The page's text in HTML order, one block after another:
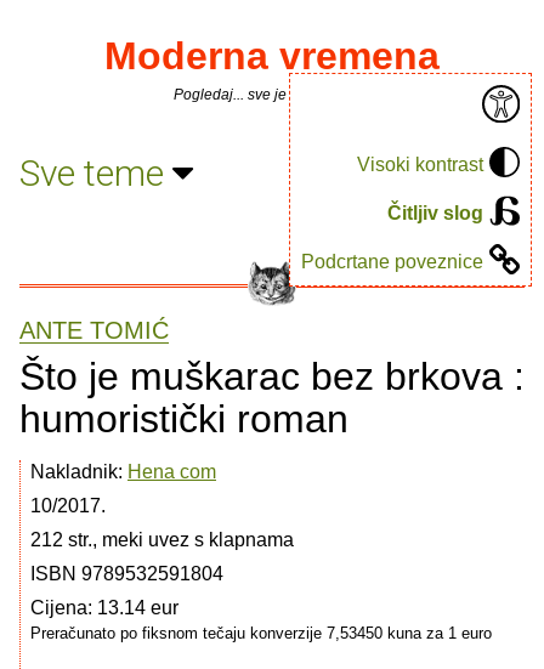
Visoki kontrast
Čitljiv slog
Podcrtane poveznice
Moderna vremena
Pogledaj... sve je puno knjiga.
Sve teme
ANTE TOMIĆ
Što je muškarac bez brkova :
humoristički roman
Nakladnik: Hena com
10/2017.
212 str., meki uvez s klapnama
ISBN 9789532591804
Cijena: 13.14 eur
Preračunato po fiksnom tečaju konverzije 7,53450 kuna za 1 euro